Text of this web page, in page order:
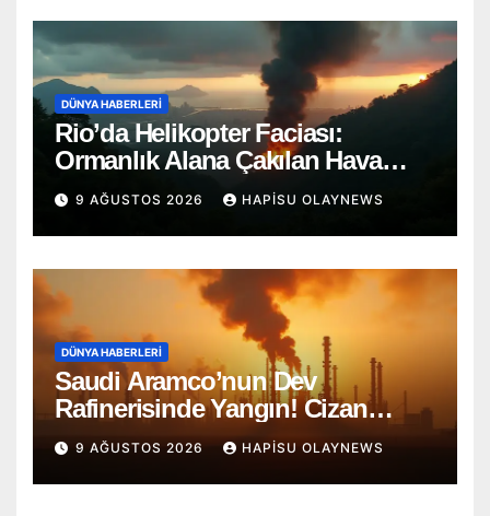
DÜNYA HABERLERI
Rio’da Helikopter Faciası:
Ormanlık Alana Çakılan Hava
Aracında 4 Ölü
9 AĞUSTOS 2026 HAPISU OLAYNEWS
DÜNYA HABERLERI
Saudi Aramco’nun Dev
Rafinerisinde Yangın! Cizan
Bölgesi Alarmda
9 AĞUSTOS 2026 HAPISU OLAYNEWS